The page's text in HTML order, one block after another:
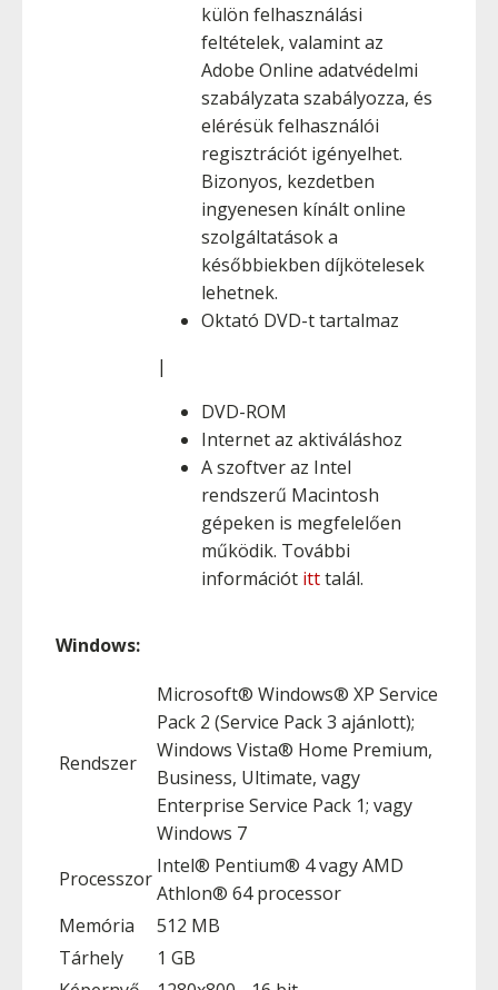
külön felhasználási
feltételek, valamint az
Adobe Online adatvédelmi
szabályzata szabályozza, és
elérésük felhasználói
regisztrációt igényelhet.
Bizonyos, kezdetben
ingyenesen kínált online
szolgáltatások a
későbbiekben díjkötelesek
lehetnek.
Oktató DVD-t tartalmaz
|
DVD-ROM
Internet az aktiváláshoz
A szoftver az Intel
rendszerű Macintosh
gépeken is megfelelően
működik. További
információt itttalál.
Windows:
Rendszer
Microsoft® Windows® XP Service
Pack 2 (Service Pack 3 ajánlott);
Windows Vista® Home Premium,
Business, Ultimate, vagy
Enterprise Service Pack 1; vagy
Windows 7
Processzor
Intel® Pentium® 4 vagy AMD
Athlon® 64 processor
Memória
512 MB
Tárhely
1 GB